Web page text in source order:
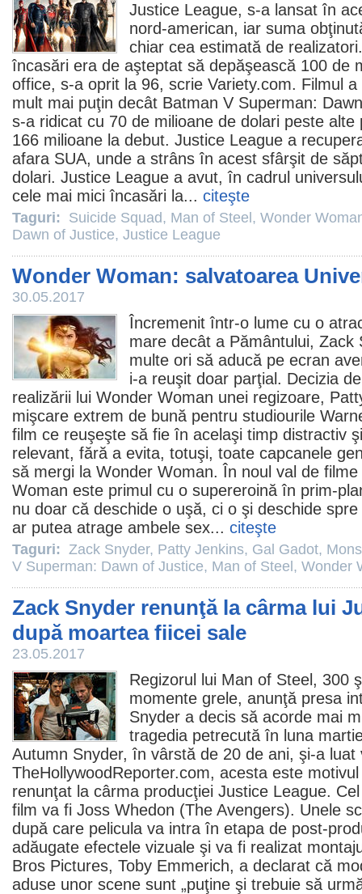
Justice League, s-a lansat în
nord-american, iar suma
chiar cea estimată de
încasări era de aşteptat să depăşească 100 de
office, s-a oprit la 96, scrie Variety.com. Filmul a
mult mai puţin decât Batman V Superman:
s-a ridicat cu 70 de milioane de dolari peste alte
166 milioane la debut. Justice League a
afara SUA, unde a strâns în acest sfârşit de
dolari. Justice League a avut, în cadrul
cele mai mici încasări la... citeşte
Taguri: Suicide Squad, Man of Steel , Wonder
Dawn of Justice, Justice League
Wonder Woman: salvatoarea
30.05.2017
Încremenit într-o lume cu o
mare decât a Pământului, Zack
multe ori să aducă pe ecran
i-a reuşit doar parţial. Decizia
realizării lui Wonder Woman unei regizoare,
mişcare extrem de bună pentru studiourile
film ce reuşeşte să fie în acelaşi timp distractiv
relevant, fără a evita, totuşi, toate capcanele
să mergi la Wonder Woman. În noul val de filme
Woman este primul cu o supereroină în prim-
nu doar că deschide o uşă, ci o şi deschide
ar putea atrage ambele sex... citeşte
Taguri: Zack Snyder, Patty Jenkins, Gal Gadot,
V Superman: Dawn of Justice, Man of Steel , Wonder
Zack Snyder renunţă la cârma lui
după moartea fiicei sale
23.05.2017
Regizorul lui Man of Steel , 300
momente grele, anunţă presa
Snyder a decis să acorde mai
tragedia petrecută în luna
Autumn Snyder, în vârstă de 20 de ani, şi-a luat
TheHollywoodReporter.com, acesta este
renunţat la cârma producţiei Justice League.
film va fi Joss Whedon (The Avengers). Unele
după care pelicula va intra în etapa de post-
adăugate efectele vizuale şi va fi realizat
Bros Pictures, Toby Emmerich, a declarat că
aduse unor scene sunt „puţine şi trebuie să